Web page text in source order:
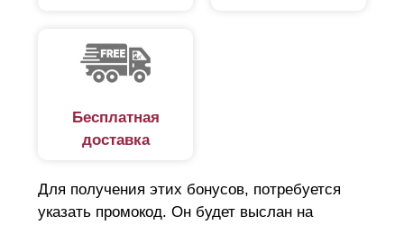
Бесплатная
доставка
Для получения этих бонусов, потребуется
указать промокод. Он будет выслан на